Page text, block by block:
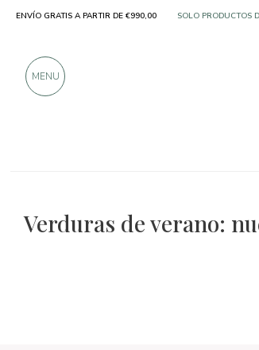
Verduras de verano:
ENVÍO GRATIS A PARTIR DE €990,00
MENU